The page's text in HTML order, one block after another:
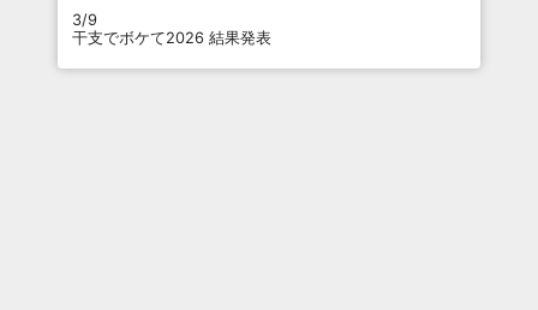
3/9
干支でボケて2026 結果発表